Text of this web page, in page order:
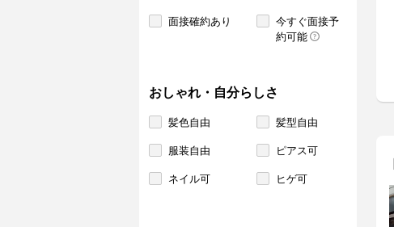
面接確約あり
今すぐ面接予
約可能
おしゃれ・自分らしさ
髪色自由 髪型自由
服装自由 ピアス可
ネイル可 ヒゲ可